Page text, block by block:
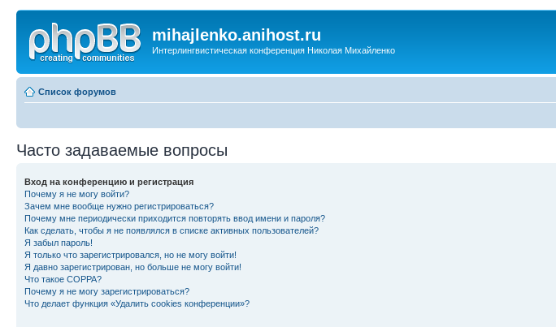
mihajlenko.anihost.ru
Интерлингвистическая конференция Николая Михайленко
Список форумов
Часто задаваемые вопросы
Вход на конференцию и регистрация
Почему я не могу войти?
Зачем мне вообще нужно регистрироваться?
Почему мне периодически приходится повторять ввод имени и пароля?
Как сделать, чтобы я не появлялся в списке активных пользователей?
Я забыл пароль!
Я только что зарегистрировался, но не могу войти!
Я давно зарегистрирован, но больше не могу войти!
Что такое COPPA?
Почему я не могу зарегистрироваться?
Что делает функция «Удалить cookies конференции»?